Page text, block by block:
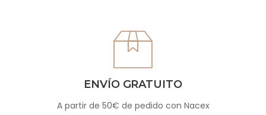
ENVÍO GRATUITO
A partir de 50€ de pedido con Nacex